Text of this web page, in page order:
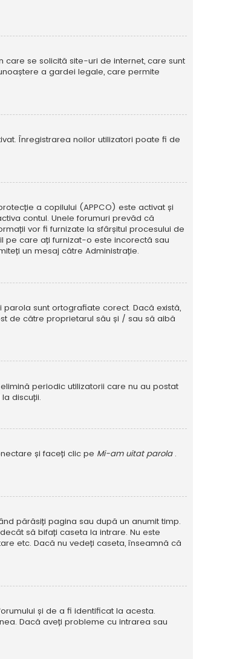
care se solicită site-uri de internet, care sunt
a gardei legale, care permite
Înregistrarea noilor utilizatori poate fi de
a copilului (APPCO) este activat și
contul. Unele forumuri prevăd că
vor fi furnizate la sfârșitul procesului de
pe care ați furnizat-o este incorectă sau
un mesaj către Administrație.
sunt ortografiate corect. Dacă există,
de către proprietarul său și / sau să aibă
periodic utilizatorii care nu au postat
discuții.
și faceți clic pe Mi-am uitat parola .
părăsiți pagina sau după un anumit timp.
să bifați caseta la intrare. Nu este
etc. Dacă nu vedeți caseta, înseamnă că
și de a fi identificat la acesta.
Dacă aveți probleme cu intrarea sau